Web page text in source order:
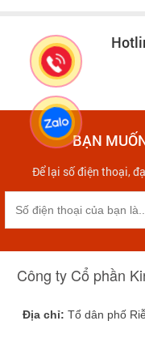
BẠN
Để lại số điện thoại,
Công ty Cổ phần
Địa chỉ: Tổ dân phố